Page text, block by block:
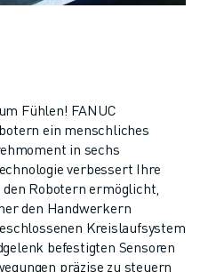
Fühlen! FANUC
ein menschliches
in sechs
verbessert Ihre
Robotern ermöglicht,
den Handwerkern
Kreislaufsystem
befestigten Sensoren
präzise zu steuern